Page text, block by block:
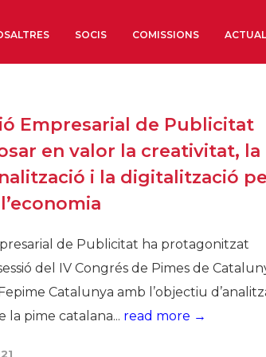
Òrgans de Govern
Òrgans Consultius
Estructura Executiva
Econòmics i Socials
Organitzacions
Organitzacions
SOCIS COMISSIONS
Empresarial de Publicitat
en valor la creativitat, la
i la digitalització
de Publicitat ha protagonitzat
del IV Congrés de Pimes de
Catalunya amb l’objectiu
la pime catalana... read more →